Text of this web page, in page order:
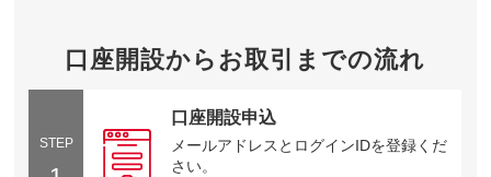
口座開設からお取引までの流れ
STEP
口座開設申込
メールアドレスとログインIDを登録くだ
さい。